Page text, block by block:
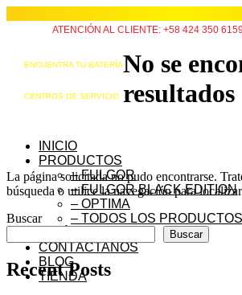
ATENCIÓN AL CLIENTE: +58 424 350 6159
ENCUENTRA TU BATERÍA
CENTROS DE SERVICIO
INICIO
PRODUCTOS
– FULGOR
– FULGOR BLACK EDITION
– OPTIMA
– TODOS LOS PRODUCTOS
CONTÁCTANOS
BLOG
TIENDA
No se
resultados
La página solicitada no pudo encontrarse.
búsqueda o utilice la navegación para
Buscar
Buscar
Recent Posts